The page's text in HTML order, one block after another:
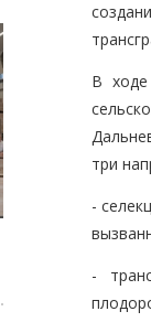
В ходе
три
-
-